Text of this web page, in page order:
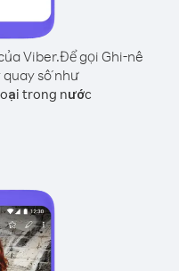
Viber.Để gọi Ghi-nê
số như
trong nước